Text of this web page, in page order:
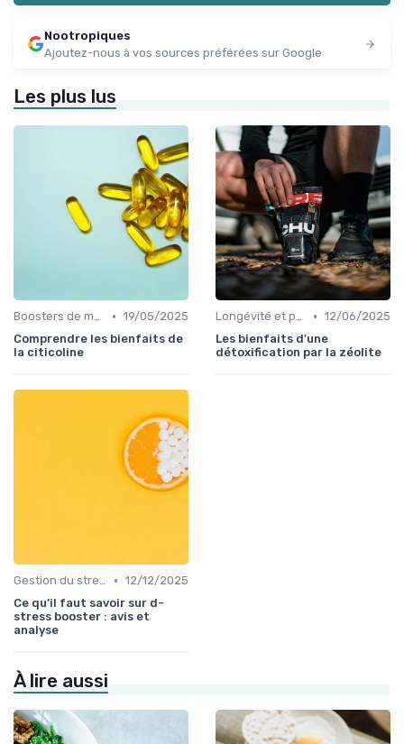
Nootropiques
Ajoutez-nous à vos sources préférées sur Google
Les plus lus
Boosters de mémoire • 19/05/2025
Comprendre les bienfaits de
la citicoline
Longévité et prévention • 12/06/2025
Les bienfaits d'une
détoxification par la zéolite
Gestion du stress et de l'anxiété • 12/12/2025
Ce qu’il faut savoir sur d-
stress booster : avis et
analyse
À lire aussi